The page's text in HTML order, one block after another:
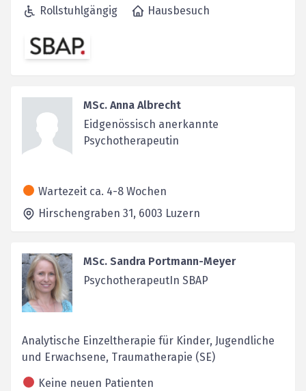
Rollstuhlgängig
Hausbesuch
MSc. Anna Albrecht
Eidgenössisch anerkannte
Psychotherapeutin
Wartezeit ca. 4-8 Wochen
Hirschengraben 31, 6003 Luzern
MSc. Sandra Portmann-Meyer
PsychotherapeutIn SBAP
Analytische Einzeltherapie für Kinder, Jugendliche
und Erwachsene, Traumatherapie (SE)
Keine neuen Patienten